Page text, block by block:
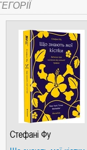
Стефані Фу